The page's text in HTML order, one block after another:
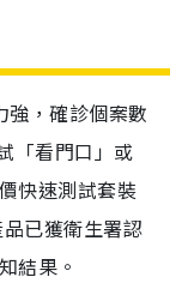
，確診個案數
「看門口」或
快速測試套裝
已獲衛生署認
結果。